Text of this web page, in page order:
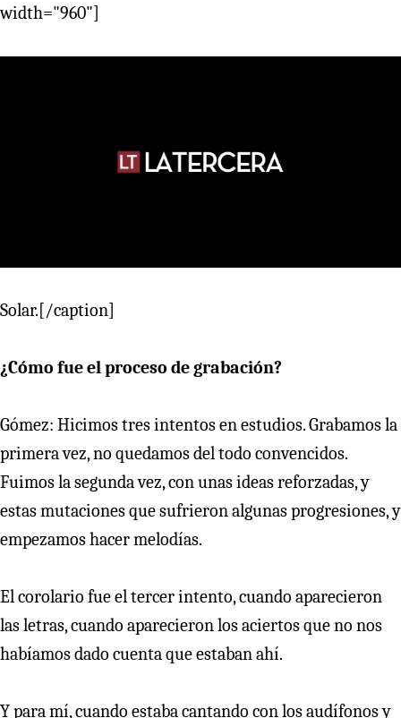
width="960"]
Solar.[/caption]
¿Cómo fue el proceso de grabación?
Gómez: Hicimos tres intentos en estudios. Grabamos la
primera vez, no quedamos del todo convencidos.
Fuimos la segunda vez, con unas ideas reforzadas, y
estas mutaciones que sufrieron algunas progresiones, y
empezamos hacer melodías.
El corolario fue el tercer intento, cuando aparecieron
las letras, cuando aparecieron los aciertos que no nos
habíamos dado cuenta que estaban ahí.
Y para mí, cuando estaba cantando con los audífonos y